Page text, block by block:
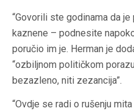
“Govorili ste godinama da
kaznene – podnesite
poručio im je. Herman je
“ozbiljnom političkom
bezazleno, niti zezancija”.
“Ovdje se radi o rušenju